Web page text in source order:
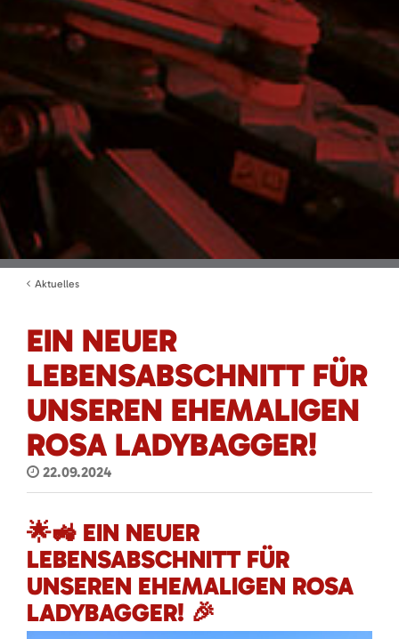
Aktuelles
EIN NEUER
LEBENSABSCHNITT FÜR
UNSEREN EHEMALIGEN
ROSA LADYBAGGER!
22.09.2024
🌟🚜 EIN NEUER
LEBENSABSCHNITT FÜR
UNSEREN EHEMALIGEN ROSA
LADYBAGGER! 🎉